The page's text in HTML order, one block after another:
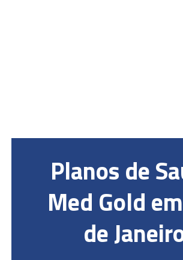
Planos de
Med Gold
de